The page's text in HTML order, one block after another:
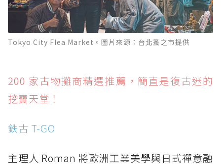
Tokyo City Flea Market。圖片來源：台北蚤之市提供
200 家古物攤商精選推薦，簡直是復古迷的
挖寶天堂！
鉄古 T-GO
主理人 Roman 將歐洲工業美學與日式禪意融